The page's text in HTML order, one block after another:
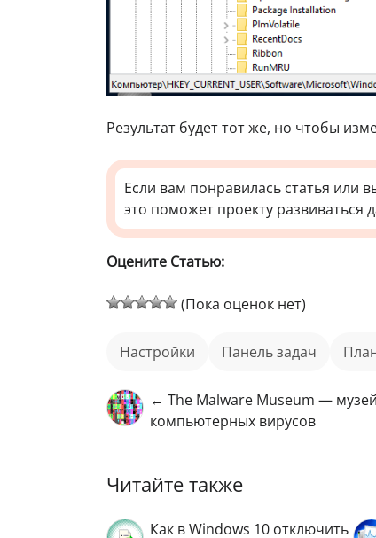
Результат будет тот же, но чтобы
Если вам понравилась статья или
это поможет проекту развиваться
Оцените Статью:
(Пока оценок нет)
настройки панель задач
← The Malware Museum —
компьютерных вирусов
Читайте также
Как в Windows 10 отключить